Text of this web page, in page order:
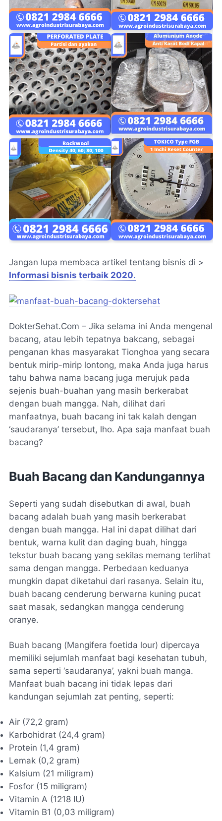
Jangan lupa membaca artikel tentang bisnis di >
Informasi bisnis terbaik 2020.
DokterSehat.Com – Jika selama ini Anda mengenal
bacang, atau lebih tepatnya bakcang, sebagai
penganan khas masyarakat Tionghoa yang secara
bentuk mirip-mirip lontong, maka Anda juga harus
tahu bahwa nama bacang juga merujuk pada
sejenis buah-buahan yang masih berkerabat
dengan buah mangga. Nah, dilihat dari
manfaatnya, buah bacang ini tak kalah dengan
‘saudaranya’ tersebut, lho. Apa saja manfaat buah
bacang?
Buah Bacang dan Kandungannya
Seperti yang sudah disebutkan di awal, buah
bacang adalah buah yang masih berkerabat
dengan buah mangga. Hal ini dapat dilihat dari
bentuk, warna kulit dan daging buah, hingga
tekstur buah bacang yang sekilas memang terlihat
sama dengan mangga. Perbedaan keduanya
mungkin dapat diketahui dari rasanya. Selain itu,
buah bacang cenderung berwarna kuning pucat
saat masak, sedangkan mangga cenderung
oranye.
Buah bacang (Mangifera foetida lour) dipercaya
memiliki sejumlah manfaat bagi kesehatan tubuh,
sama seperti ‘saudaranya’, yakni buah manga.
Manfaat buah bacang ini tidak lepas dari
kandungan sejumlah zat penting, seperti:
Air (72,2 gram)
Karbohidrat (24,4 gram)
Protein (1,4 gram)
Lemak (0,2 gram)
Kalsium (21 miligram)
Fosfor (15 miligram)
Vitamin A (1218 IU)
Vitamin B1 (0,03 miligram)